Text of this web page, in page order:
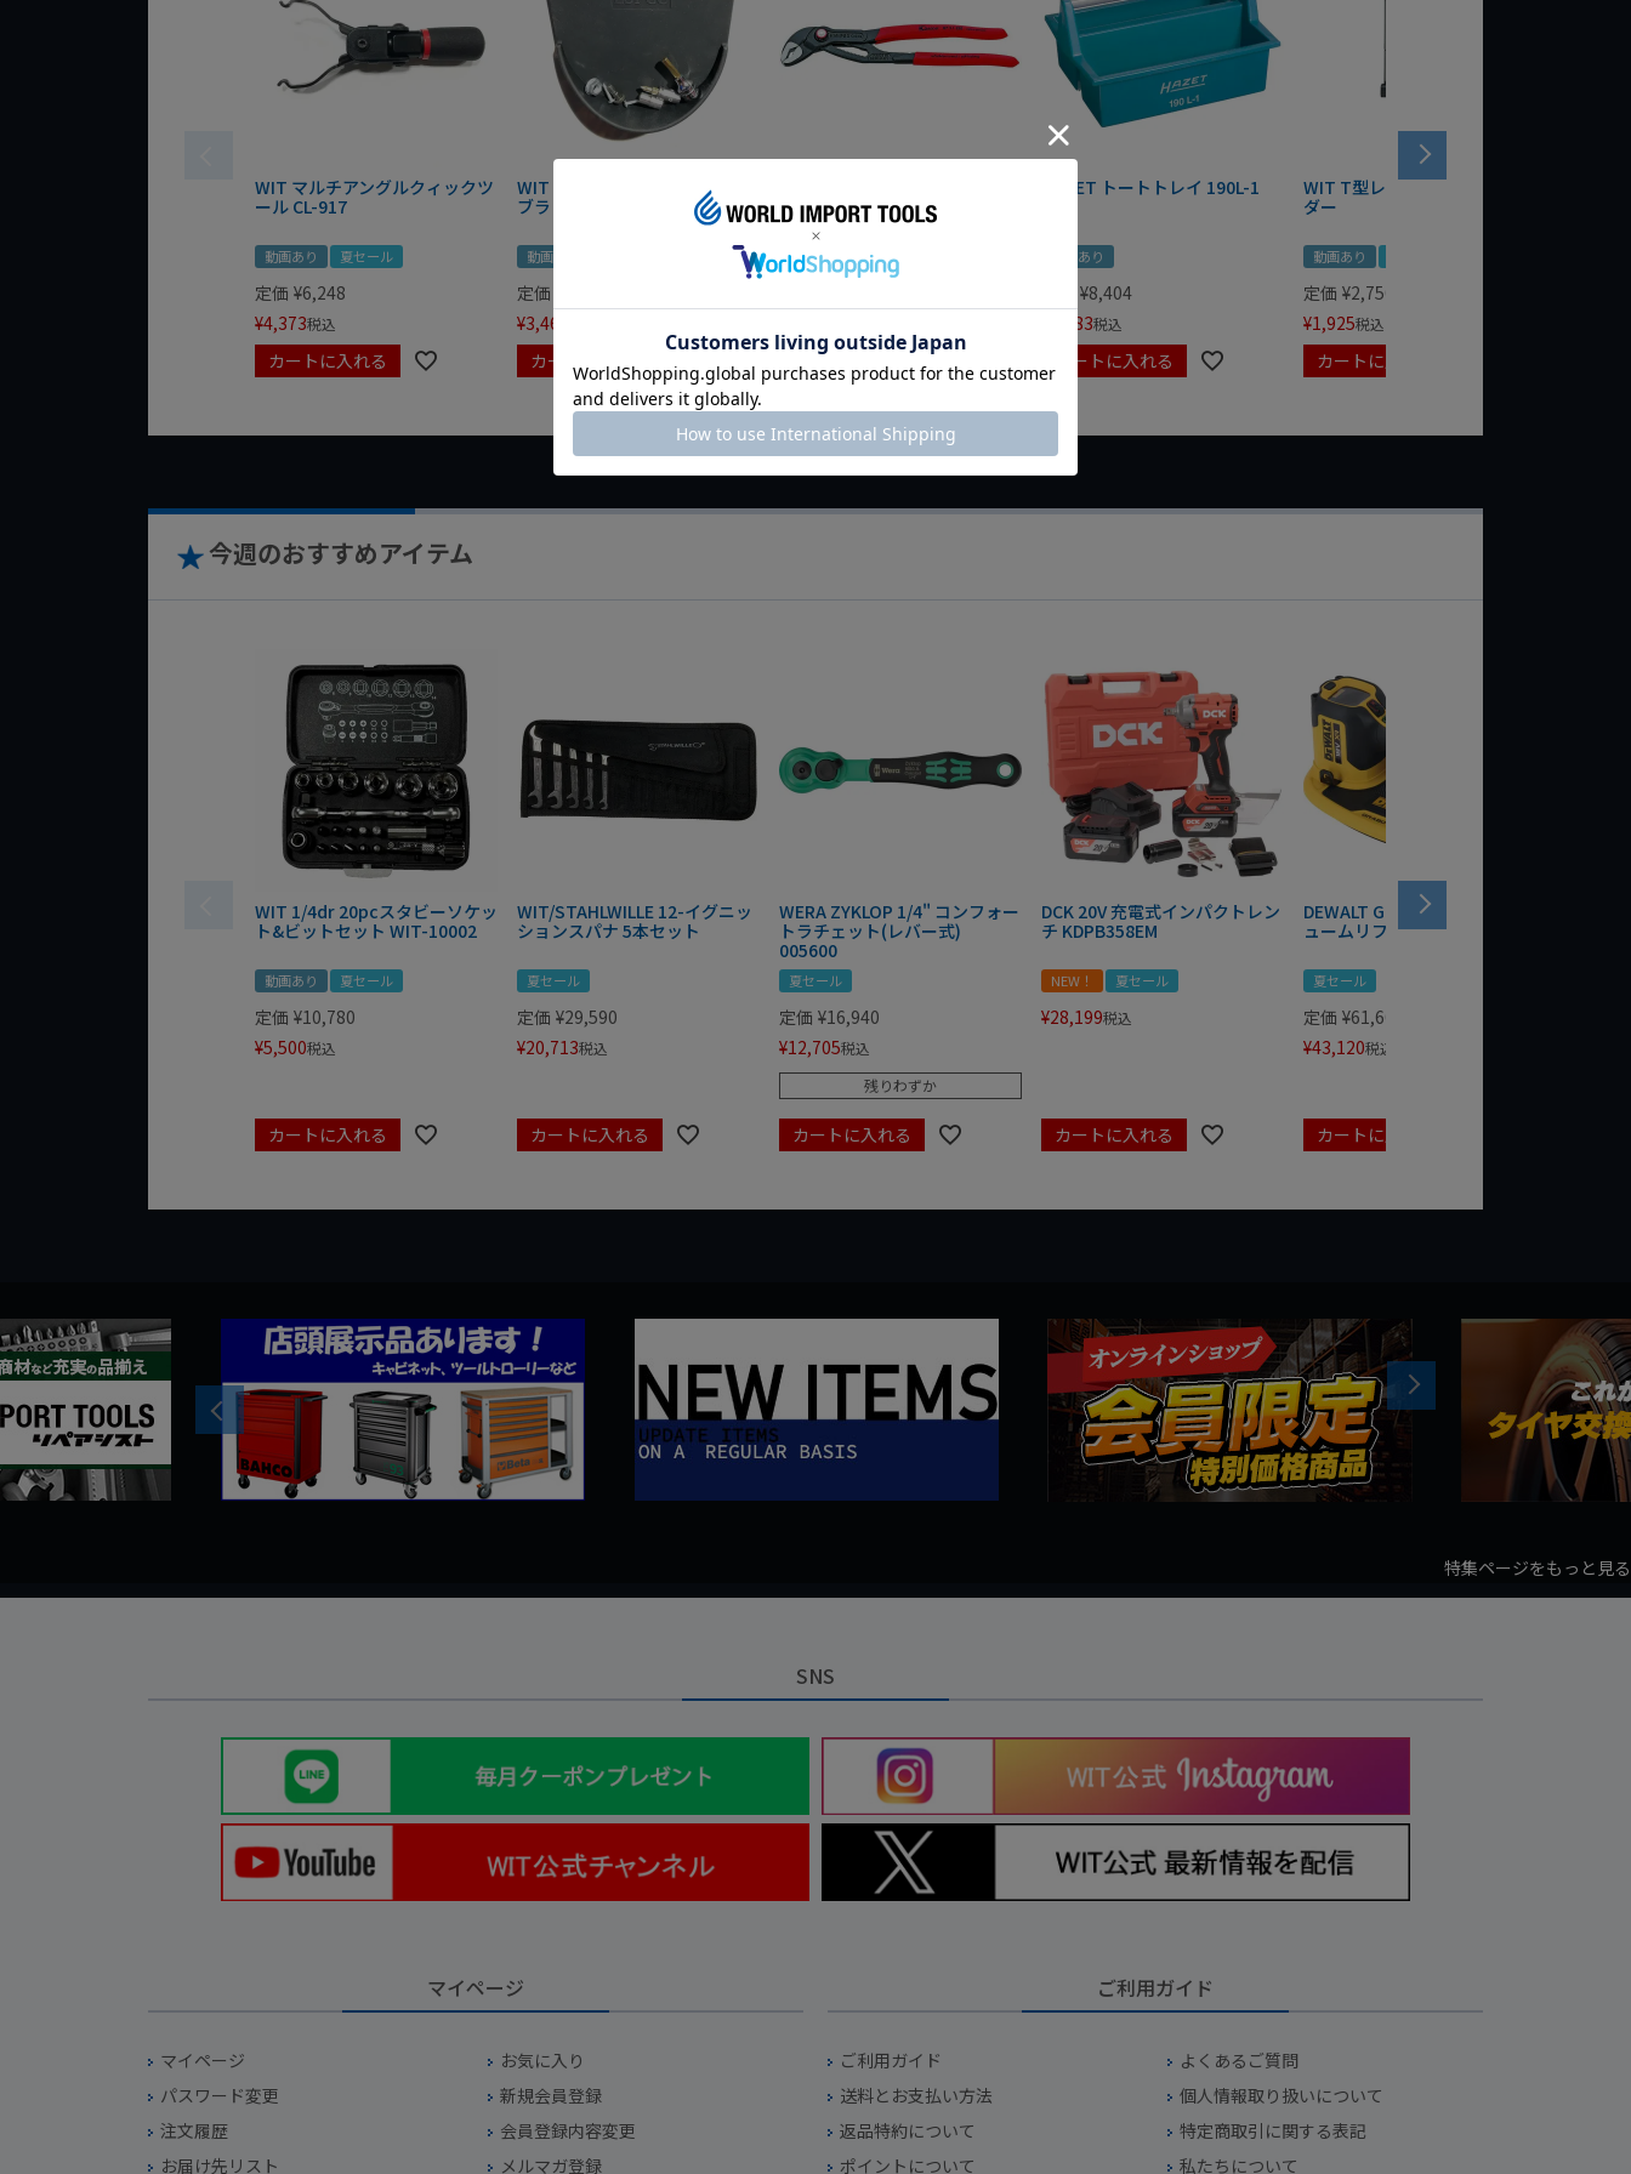
WIT マルチアングルクィックツ
ール CL-917
動画あり 夏セール
定価 ¥6,248
¥4,373税込
カートに入れる
WIT マグネットツールマット
ブラック
動画あり
定価
¥3,465
カートに入れる
セット 8721-250 KNIPEX
動画あり 夏セール
カートに入れる
HAZET トートトレイ 190L-1
動画あり
¥8,404
7,983税込
カートに入れる
WIT T型レンチマグネットホル
ダー
動画あり
定価 ¥2,750
¥1,925税込
カートに入れる
今週のおすすめアイテム
WIT 1/4dr 20pcスタビーソケッ
ト&ビットセット WIT-10002
動画あり 夏セール
定価 ¥10,780
¥5,500税込
カートに入れる
WIT/STAHLWILLE 12-イグニッ
ションスパナ 5本セット
夏セール
定価 ¥29,590
¥20,713税込
カートに入れる
WERA ZYKLOP 1/4" コンフォー
トラチェット(レバー式)
005600
夏セール
定価 ¥16,940
¥12,705税込
残りわずか
カートに入れる
DCK 20V 充電式インパクトレン
チ KDPB358EM
NEW！ 夏セール
¥28,199税込
カートに入れる
DEWALT GRABO 18V電動バキ
ュームリフター DCE590N-XJ
夏セール
定価 ¥61,600
¥43,120税込
カートに入れる
Previous
Next
特集ページをもっと見る
SNS
マイページ
マイページ
お気に入り
パスワード変更
新規会員登録
注文履歴
会員登録内容変更
お届け先リスト
メルマガ登録
ご利用ガイド
ご利用ガイド
よくあるご質問
送料とお支払い方法
個人情報取り扱いについて
返品特約について
特定商取引に関する表記
ポイントについて
私たちについて